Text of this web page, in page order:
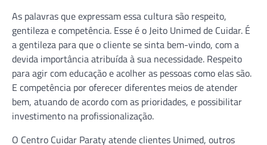
As palavras que expressam essa cultura são respeito,
gentileza e competência. Esse é o Jeito Unimed de Cuidar. É
a gentileza para que o cliente se sinta bem-vindo, com a
devida importância atribuída à sua necessidade. Respeito
para agir com educação e acolher as pessoas como elas são.
E competência por oferecer diferentes meios de atender
bem, atuando de acordo com as prioridades, e possibilitar
investimento na profissionalização.
O Centro Cuidar Paraty atende clientes Unimed, outros